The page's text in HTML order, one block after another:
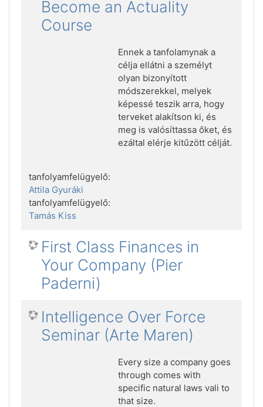
Become an Actuality
Course
Ennek a tanfolamynak a
célja ellátni a személyt
olyan bizonyított
módszerekkel, melyek
képessé teszik arra, hogy
terveket alakítson ki, és
meg is valósíttassa őket, és
ezáltal elérje kitűzött célját.
tanfolyamfelügyelő:
Attila Gyuráki
tanfolyamfelügyelő:
Tamás Kiss
First Class Finances in
Your Company (Pier
Paderni)
Intelligence Over Force
Seminar (Arte Maren)
Every size a company goes
through comes with
specific natural laws vali to
that size.